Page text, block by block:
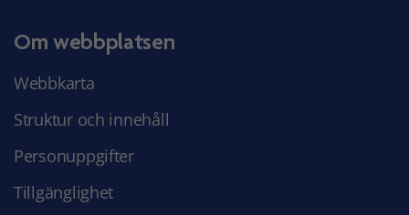
Om webbplatsen
Webbkarta
Struktur och innehåll
Personuppgifter
Tillgänglighet